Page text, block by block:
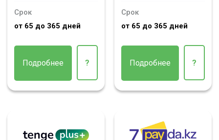
Срок
от 65 до 365 дней
Подробнее ?
Срок
от 65 до 365 дней
Подробнее ?